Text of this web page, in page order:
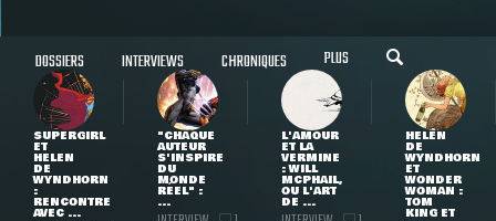
DOSSIERS INTERVIEWS CHRONIQUES PLUS
SUPERGIRL
ET
HELEN
DE
WYNDHORN
:
RENCONTRE
AVEC ...
"CHAQUE
AUTEUR
S'INSPIRE
DU
MONDE
RÉEL" :
...
L'AMOUR
ET LA
VERMINE
: WILL
MCPHAIL,
OU L'ART
DE ...
HELEN
DE
WYNDHORN
ET
WONDER
WOMAN :
TOM
KING ET